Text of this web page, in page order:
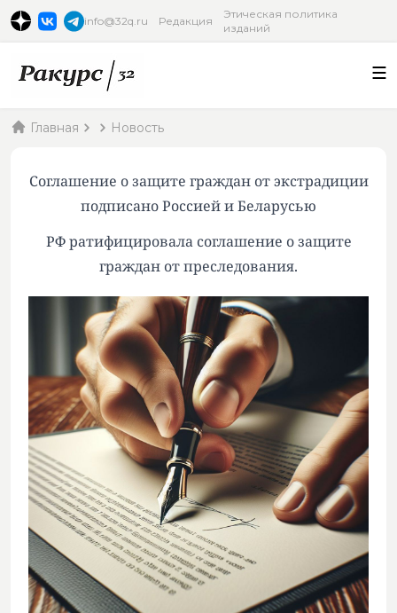
info@32q.ru Редакция
Этическая политика
изданий
Главная Новость
Соглашение о защите граждан от экстрадиции
подписано Россией и Беларусью
РФ ратифицировала соглашение о защите
граждан от преследования.